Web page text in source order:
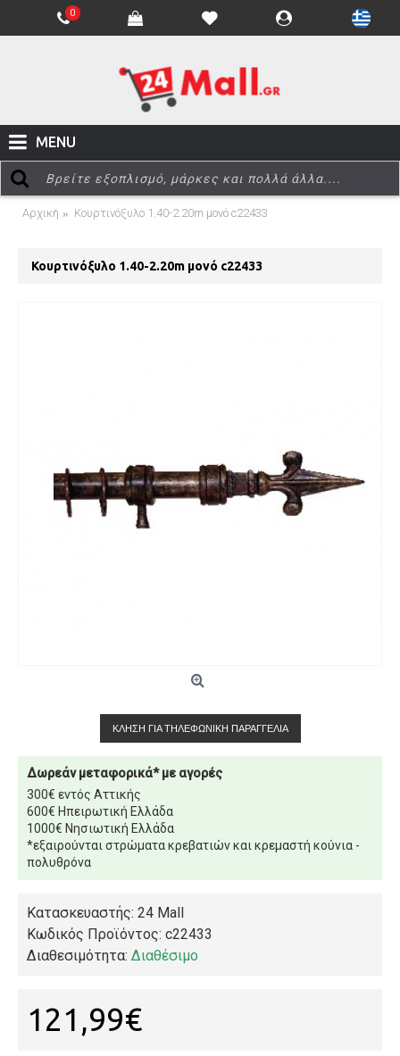
0
MENU
Αρχική Κουρτινόξυλο 1.40-2.20m μονό c22433
Κουρτινόξυλο 1.40-2.20m μονό c22433
ΚΛΉΣΗ ΓΙΑ ΤΗΛΕΦΩΝΙΚΉ ΠΑΡΑΓΓΕΛΊΑ
Δωρεάν μεταφορικά* με αγορές
300€ εντός Αττικής
600€ Ηπειρωτική Ελλάδα
1000€ Νησιωτική Ελλάδα
*εξαιρούνται στρώματα κρεβατιών και κρεμαστή κούνια -
πολυθρόνα
Κατασκευαστής: 24 Mall
Κωδικός Προϊόντος: c22433
Διαθεσιμότητα: Διαθέσιμο
121,99€